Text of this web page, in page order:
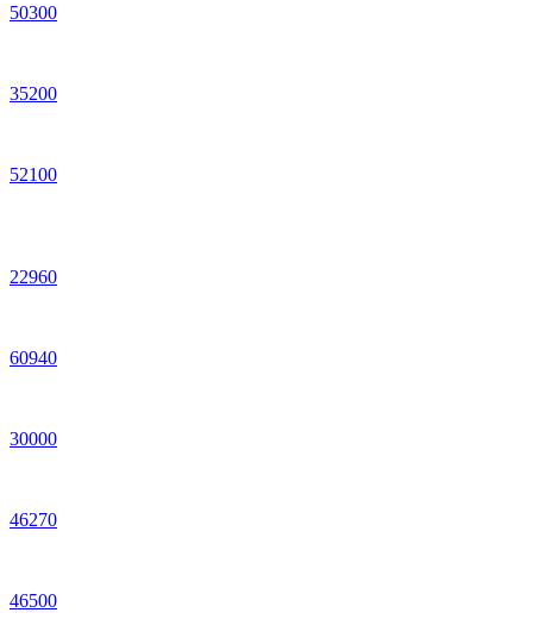
50300
35200
52100
22960
60940
30000
46270
46500